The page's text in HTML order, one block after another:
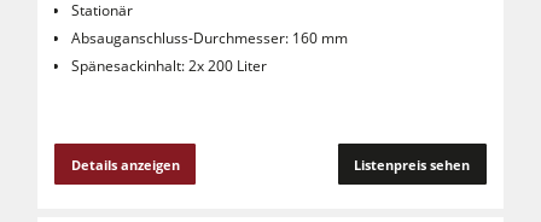
Stationär
Absauganschluss-Durchmesser: 160 mm
Spänesackinhalt: 2x 200 Liter
Details anzeigen Listenpreis sehen